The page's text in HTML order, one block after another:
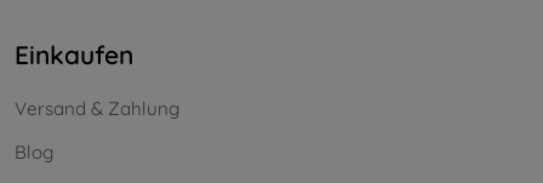
Einkaufen
Versand & Zahlung
Blog